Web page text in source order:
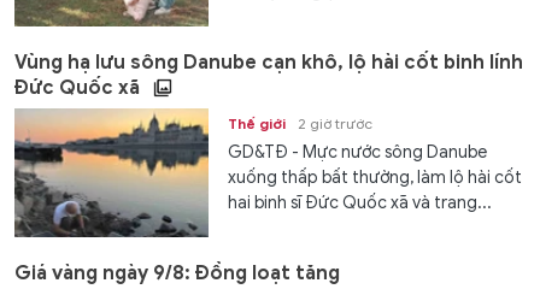
Vùng hạ lưu sông Danube cạn khô, lộ hài cốt binh lính
Đức Quốc xã
Thế giới 2 giờ trước
GD&TĐ - Mực nước sông Danube
xuống thấp bất thường, làm lộ hài cốt
hai binh sĩ Đức Quốc xã và trang...
Giá vàng ngày 9/8: Đồng loạt tăng